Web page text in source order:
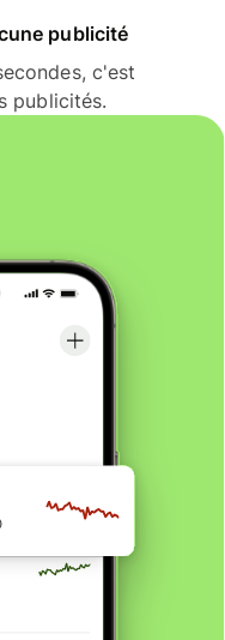
publicité
c'est
publicités.